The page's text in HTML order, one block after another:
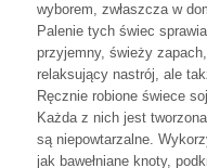
wyborem, zwłaszcza w
Palenie tych świec
przyjemny, świeży
relaksujący nastrój, ale
Ręcznie robione świece
Każda z nich jest
są niepowtarzalne.
jak bawełniane knoty,